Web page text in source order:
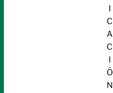
I
C
A
C
I
Ó
N